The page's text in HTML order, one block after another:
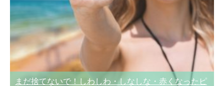
まだ捨てないで！しわしわ・しなしな・赤くなったピ